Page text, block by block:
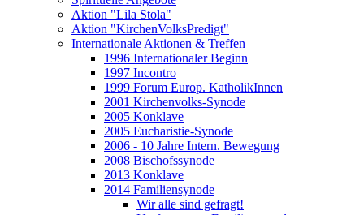
Aktion "Lila Stola"
Aktion "KirchenVolksPredigt"
Internationale Aktionen & Treffen
1996 Internationaler Beginn
1997 Incontro
1999 Forum Europ. KatholikInnen
2001 Kirchenvolks-Synode
2005 Konklave
2005 Eucharistie-Synode
2006 - 10 Jahre Intern. Bewegung
2008 Bischofssynode
2013 Konklave
2014 Familiensynode
Wir alle sind gefragt!